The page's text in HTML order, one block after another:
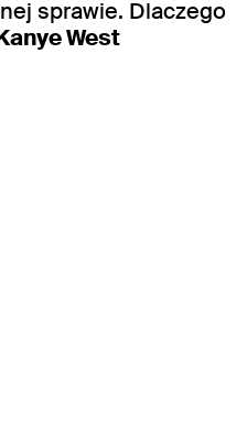
sprawie. Dlaczego
West